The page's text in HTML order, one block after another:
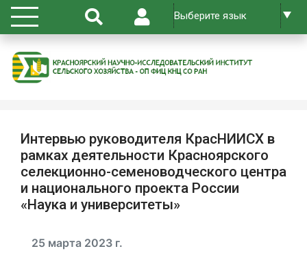
Интервью руководителя КрасНИИСХ в
рамках деятельности Красноярского
селекционно-семеноводческого центра
и национального проекта России
«Наука и университеты»
25 марта 2023 г.